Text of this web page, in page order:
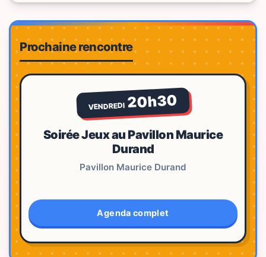
Prochaine rencontre
VENDREDI 20h30
Soirée Jeux au Pavillon Maurice
Durand
Pavillon Maurice Durand
Agenda complet